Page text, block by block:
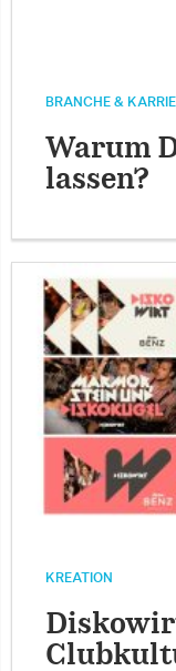
BRANCHE &
Warum
lassen?
KREATION